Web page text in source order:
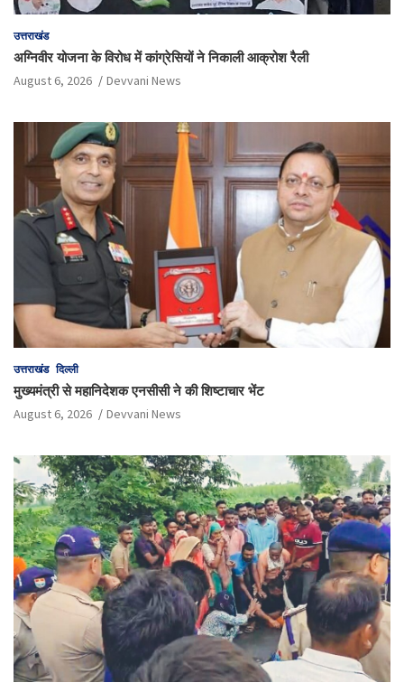
उत्तराखंड
अग्निवीर योजना के विरोध में कांग्रेसियों ने निकाली आक्रोश रैली
August 6, 2026 Devvani News
उत्तराखंड दिल्ली
मुख्यमंत्री से महानिदेशक एनसीसी ने की शिष्टाचार भेंट
August 6, 2026 Devvani News